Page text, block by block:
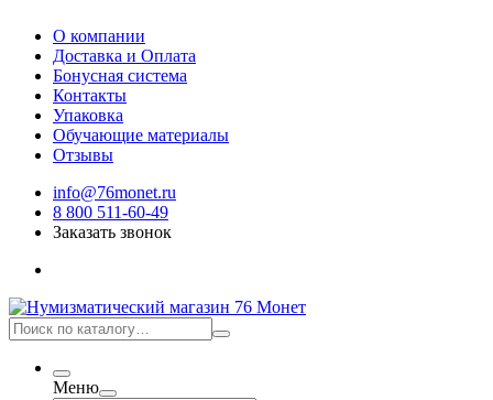
О компании
Доставка и Оплата
Бонусная система
Контакты
Упаковка
Обучающие материалы
Отзывы
info@76monet.ru
8 800 511-60-49
Заказать звонок
Меню